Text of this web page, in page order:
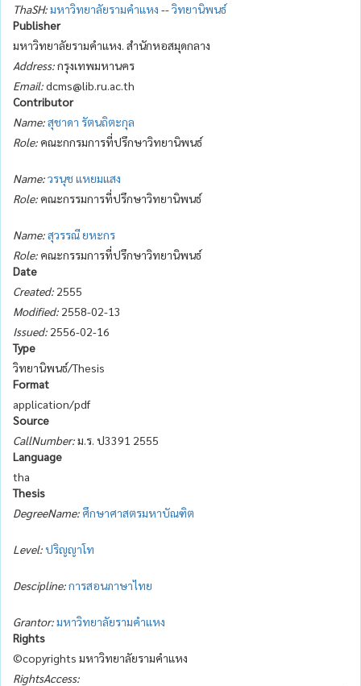
ThaSH:มหาวิทยาลัยรามคำแหง --วิทยานิพนธ์
Publisher
มหาวิทยาลัยรามคำแหง. สำนักหอสมุดกลาง
Address:กรุงเทพมหานคร
Email:dcms@lib.ru.ac.th
Contributor
Name:สุชาดา รัตนถิตะกุล
Role: คณะกกรมการที่ปรึกษาวิทยานิพนธ์
Name:วรนุช แหยมแสง
Role: คณะกรรมการที่ปรึกษาวิทยานิพนธ์
Name:สุวรรณี ยหะกร
Role: คณะกรรมการที่ปรึกษาวิทยานิพนธ์
Date
Created: 2555
Modified: 2558-02-13
Issued: 2556-02-16
Type
วิทยานิพนธ์/Thesis
Format
application/pdf
Source
CallNumber:ม.ร. ป3391 2555
Language
tha
Thesis
DegreeName: ศึกษาศาสตรมหาบัณฑิต
Level:ปริญญาโท
Descipline:การสอนภาษาไทย
Grantor:มหาวิทยาลัยรามคำแหง
Rights
©copyrights มหาวิทยาลัยรามคำแหง
RightsAccess: